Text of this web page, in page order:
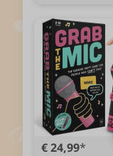
€ 24,99